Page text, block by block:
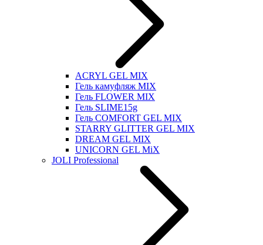
ACRYL GEL MIX
Гель камуфляж MIX
Гель FLOWER MIX
Гель SLIME15g
Гель COMFORT GEL MIX
STARRY GLITTER GEL MIX
DREAM GEL MIX
UNICORN GEL MiX
JOLI Professional